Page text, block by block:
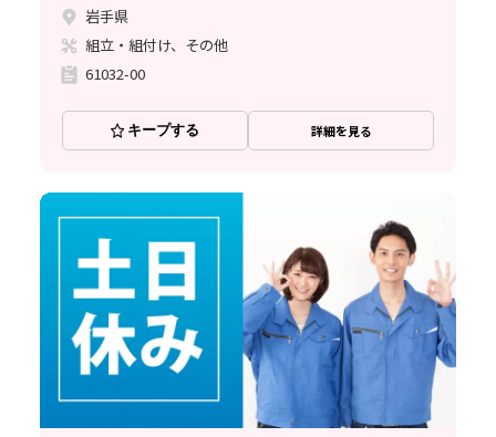
岩手県
組立・組付け、その他
61032-00
キープする 詳細を見る